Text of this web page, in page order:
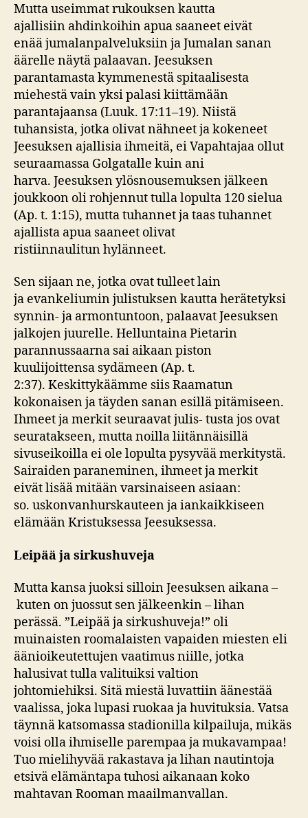
Mutta useimmat rukouksen kautta
ajallisiin ahdinkoihin apua saaneet eivät
enää jumalanpalveluksiin ja Jumalan sanan
äärelle näytä palaavan. Jeesuksen
parantamasta kymmenestä spitaalisesta
miehestä vain yksi palasi kiittämään
parantajaansa (Luuk. 17:11–19). Niistä
tuhansista, jotka olivat nähneet ja kokeneet
Jeesuksen ajallisia ihmeitä, ei Vapahtajaa ollut
seuraamassa Golgatalle kuin ani
harva. Jeesuksen ylösnousemuksen jälkeen
joukkoon oli rohjennut tulla lopulta 120 sielua
(Ap. t. 1:15), mutta tuhannet ja taas tuhannet
ajallista apua saaneet olivat
ristiinnaulitun hylänneet.
Sen sijaan ne, jotka ovat tulleet lain
ja evankeliumin julistuksen kautta herätetyksi
synnin- ja armontuntoon, palaavat Jeesuksen
jalkojen juurelle. Helluntaina Pietarin
parannussaarna sai aikaan piston
kuulijoittensa sydämeen (Ap. t.
2:37). Keskittykäämme siis Raamatun
kokonaisen ja täyden sanan esillä pitämiseen.
Ihmeet ja merkit seuraavat julis- tusta jos ovat
seuratakseen, mutta noilla liitännäisillä
sivuseikoilla ei ole lopulta pysyvää merkitystä.
Sairaiden paraneminen, ihmeet ja merkit
eivät lisää mitään varsinaiseen asiaan:
so. uskonvanhurskauteen ja iankaikkiseen
elämään Kristuksessa Jeesuksessa.
Leipää jasirkushuveja
Mutta kansa juoksi silloin Jeesuksen aikana –
kuten on juossut sen jälkeenkin – lihan
perässä. ”Leipää ja sirkushuveja!” oli
muinaisten roomalaisten vapaiden miesten eli
äänioikeutettujen vaatimus niille, jotka
halusivat tulla valituiksi valtion
johtomiehiksi. Sitä miestä luvattiin äänestää
vaalissa, joka lupasi ruokaa ja huvituksia. Vatsa
täynnä katsomassa stadionilla kilpailuja, mikäs
voisi olla ihmiselle parempaa ja mukavampaa!
Tuo mielihyvää rakastava ja lihan nautintoja
etsivä elämäntapa tuhosi aikanaan koko
mahtavan Rooman maailmanvallan.